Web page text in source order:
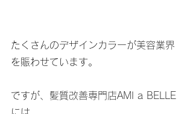
たくさんのデザインカラーが美容業界
を賑わせています。
ですが、髪質改善専門店AMI a BELLE